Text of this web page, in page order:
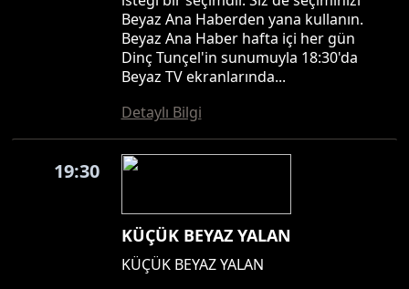
Beyaz Ana Haberden yana kullanın.
Beyaz Ana Haber hafta içi her gün
Dinç Tunçel'in sunumuyla 18:30'da
Beyaz TV ekranlarında...
Detaylı Bilgi
19:30
KÜÇÜK BEYAZ YALAN
KÜÇÜK BEYAZ YALAN